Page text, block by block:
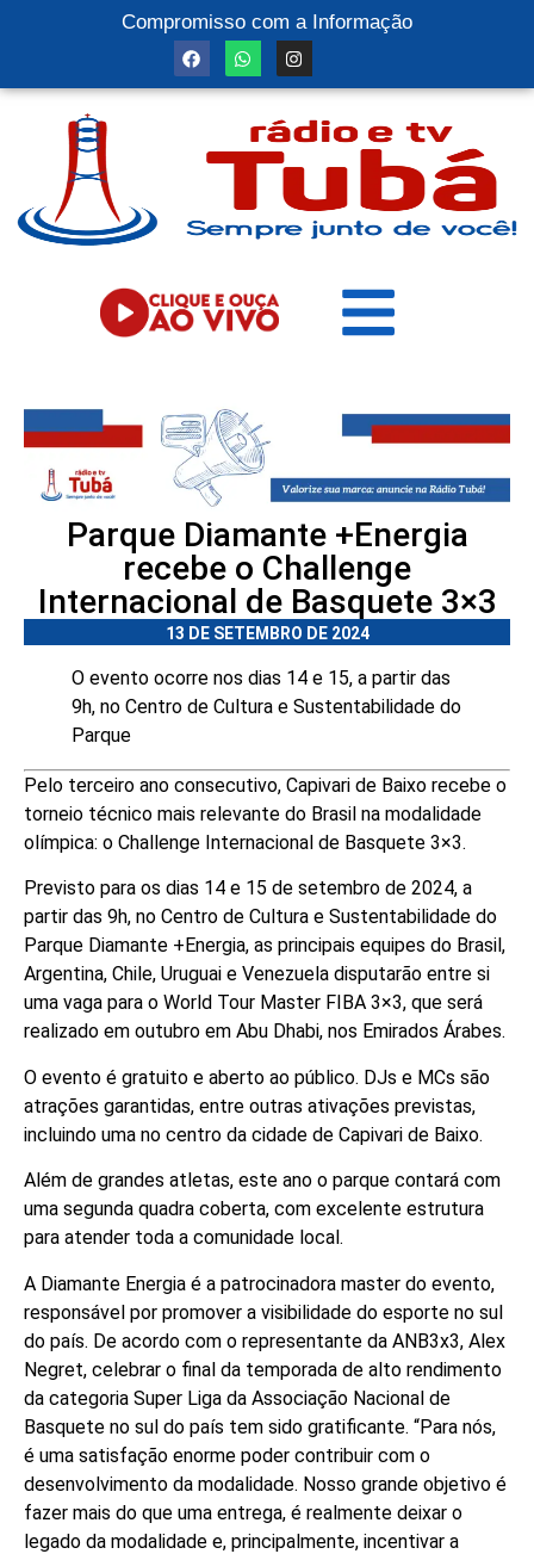
Compromisso com a Informação
Parque Diamante +Energia
recebe o Challenge
Internacional de Basquete 3×3
13 DE SETEMBRO DE 2024
O evento ocorre nos dias 14 e 15, a partir das
9h, no Centro de Cultura e Sustentabilidade do
Parque
Pelo terceiro ano consecutivo, Capivari de Baixo recebe o
torneio técnico mais relevante do Brasil na modalidade
olímpica: o Challenge Internacional de Basquete 3×3.
Previsto para os dias 14 e 15 de setembro de 2024, a
partir das 9h, no Centro de Cultura e Sustentabilidade do
Parque Diamante +Energia, as principais equipes do Brasil,
Argentina, Chile, Uruguai e Venezuela disputarão entre si
uma vaga para o World Tour Master FIBA 3×3, que será
realizado em outubro em Abu Dhabi, nos Emirados Árabes.
O evento é gratuito e aberto ao público. DJs e MCs são
atrações garantidas, entre outras ativações previstas,
incluindo uma no centro da cidade de Capivari de Baixo.
Além de grandes atletas, este ano o parque contará com
uma segunda quadra coberta, com excelente estrutura
para atender toda a comunidade local.
A Diamante Energia é a patrocinadora master do evento,
responsável por promover a visibilidade do esporte no sul
do país. De acordo com o representante da ANB3x3, Alex
Negret, celebrar o final da temporada de alto rendimento
da categoria Super Liga da Associação Nacional de
Basquete no sul do país tem sido gratificante. “Para nós,
é uma satisfação enorme poder contribuir com o
desenvolvimento da modalidade. Nosso grande objetivo é
fazer mais do que uma entrega, é realmente deixar o
legado da modalidade e, principalmente, incentivar a